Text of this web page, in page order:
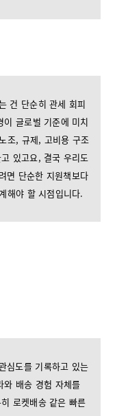
건 단순히 관세 회피
글로벌 기준에 미치
조, 규제, 고비용 구조
있고요, 결국 우리도
면 단순한 지원책보다
해야 할 시점입니다.
심도를 기록하고 있는
와 배송 경험 자체를
로켓배송 같은 빠른